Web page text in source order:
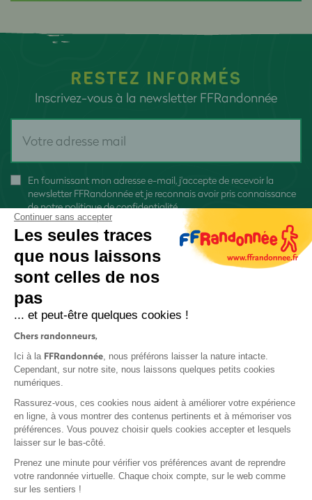
RESTEZ INFORMÉS
Inscrivez-vous à la newsletter FFRandonnée
En fournissant mon adresse e-mail, j'accepte de recevoir la
newsletter FFRandonnée et je reconnais avoir pris connaissance
denotre politique de confidentialité
Protection des données
Politique de confidentialité
Continuer sans accepter
Les seules traces
que nous laissons
sont celles de nos
pas
... et peut-être quelques cookies !
Chers randonneurs,
Ici à la FFRandonnée, nous préférons laisser la nature intacte.
Cependant, sur notre site, nous laissons quelques petits cookies
numériques.
Rassurez-vous, ces cookies nous aident à améliorer votre expérience
en ligne, à vous montrer des contenus pertinents et à mémoriser vos
préférences. Vous pouvez choisir quels cookies accepter et lesquels
laisser sur le bas-côté.
Prenez une minute pour vérifier vos préférences avant de reprendre
votre randonnée virtuelle. Chaque choix compte, sur le web comme
sur les sentiers !